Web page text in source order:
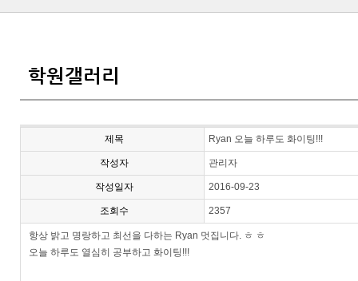
학원갤러리
제목 Ryan 오늘 하루도 화이팅!!!
작성자 관리자
작성일자 2016-09-23
조회수 2357
항상 밝고 명랑하고 최선을 다하는 Ryan 멋집니다. ㅎ ㅎ
오늘 하루도 열심히 공부하고 화이팅!!!